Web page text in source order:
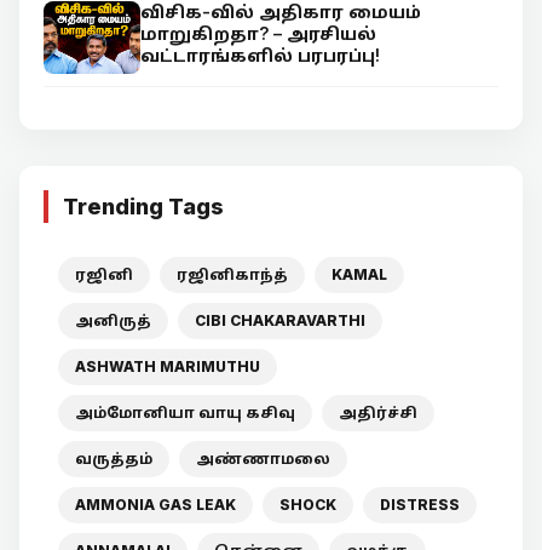
விசிக-வில் அதிகார மையம்
மாறுகிறதா? – அரசியல்
வட்டாரங்களில் பரபரப்பு!
Trending Tags
ரஜினி ரஜினிகாந்த் KAMAL
அனிருத் CIBI CHAKARAVARTHI
ASHWATH MARIMUTHU
அம்மோனியா வாயு கசிவு அதிர்ச்சி
வருத்தம் அண்ணாமலை
AMMONIA GAS LEAK SHOCK DISTRESS